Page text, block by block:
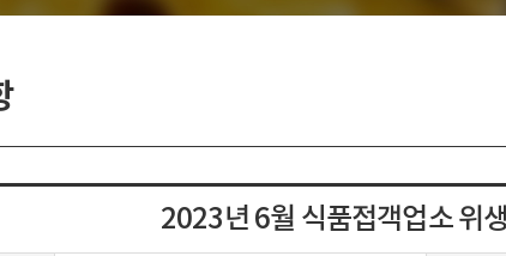
2023년 6월 식품접객업소 위